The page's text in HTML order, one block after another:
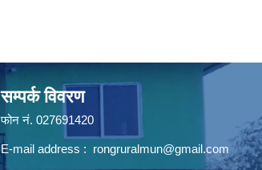
सम्पर्क विवरण
फोन न‌ं. 027691420
E-mail address : rongruralmun@gmail.com